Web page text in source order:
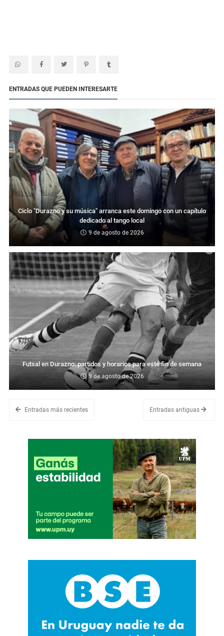
ENTRADAS QUE PUEDEN INTERESARTE
Ciclo "Durazno y su música" arranca este domingo con un capítulo
dedicado al tango local
9 de agosto de 2026
Futsal en Durazno: partidos y horarios para este fin de semana
9 de agosto de 2026
Entradas más recientes Entradas antiguas